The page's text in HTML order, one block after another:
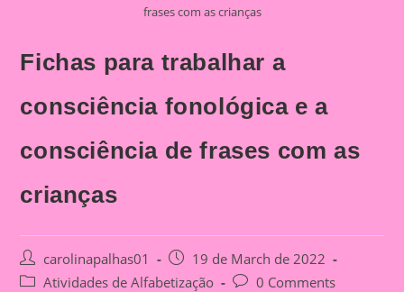
frases com as crianças
Fichas para trabalhar a
consciência fonológica e a
consciência de frases com as
crianças
Post
author:
carolinapalhas01
Post
published:
19 de March de 2022
PostAtividades de Alfabetização
Post0 Comments